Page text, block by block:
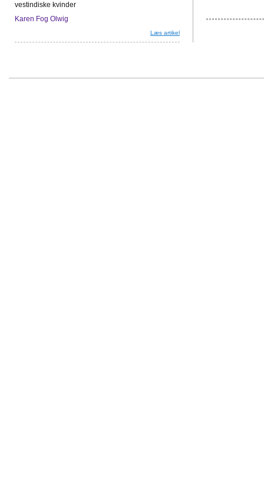
vestindiske kvinder
Karen Fog Olwig
Læs artikel